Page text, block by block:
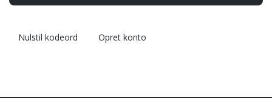
Nulstil kodeord Opret konto